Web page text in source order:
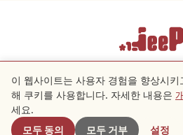
이 웹사이트는 사용자 경험을 향상시
해 쿠키를 사용합니다. 자세한 내용은
세요.
모두 동의
모두 거부 설정